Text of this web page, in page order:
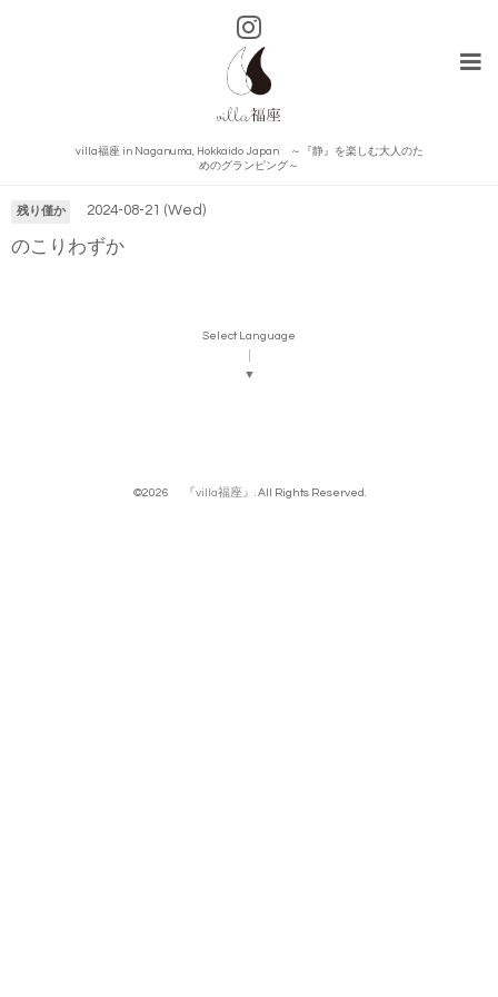
villa福座 in Naganuma, Hokkaido Japan ～『静』を楽しむ大人のた
めのグランピング～
カレンダー
残り僅か 2024-08-21 (Wed)
のこりわずか
Select Language
▼
©2026 『villa福座』 . All Rights Reserved.